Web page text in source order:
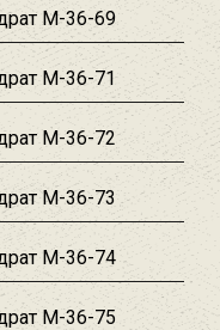
M-36-69
M-36-71
M-36-72
M-36-73
M-36-74
M-36-75